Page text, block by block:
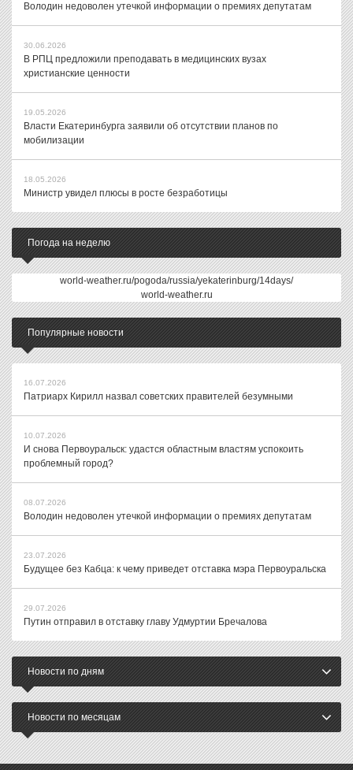
Володин недоволен утечкой информации о премиях депутатам
30.06.2026
В РПЦ предложили преподавать в медицинских вузах
христианские ценности
19.05.2026
Власти Екатеринбурга заявили об отсутствии планов по
мобилизации
18.05.2026
Министр увидел плюсы в росте безработицы
Погода на неделю
world-weather.ru/pogoda/russia/yekaterinburg/14days/
world-weather.ru
Популярные новости
16.07.2026
Патриарх Кирилл назвал советских правителей безумными
10.07.2026
И снова Первоуральск: удастся областным властям успокоить
проблемный город?
08.07.2026
Володин недоволен утечкой информации о премиях депутатам
23.07.2026
Будущее без Кабца: к чему приведет отставка мэра Первоуральска
29.07.2026
Путин отправил в отставку главу Удмуртии Бречалова
Новости по дням
Новости по месяцам